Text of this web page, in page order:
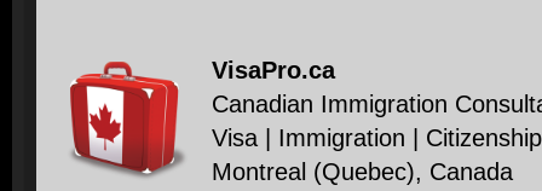
VisaPro.ca
Canadian Immigration
Visa | Immigration | Citizenship
Montreal (Quebec), Canada